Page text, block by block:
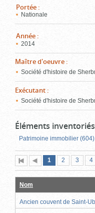
Portée :
Nationale
Année :
2014
Maître d'oeuvre :
Société d'histoire de
Exécutant :
Société d'histoire de
Éléments
Patrimoine immobilier (604)
Première
page
Page
précédente
Page
1 (page
actuelle)
Page
2 Page
3 4
Nom
Ancien couvent de Saint-